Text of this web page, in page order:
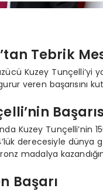
Tebrik
Kuzey Tunçelli’yi
veren başarısını
Kuzey Tunçelli’nin
derecesiyle dünya
madalya
Başarı